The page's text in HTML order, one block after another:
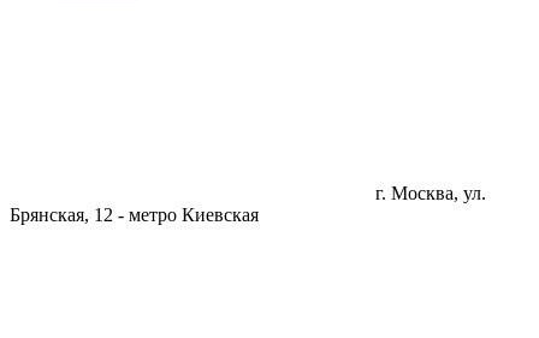
г. Москва, ул.
Брянская, 12 - метро Киевская